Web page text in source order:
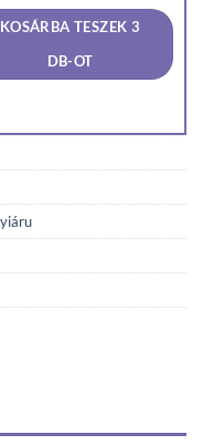
was:
800 Ft.
is:
760
KOSÁRBA TESZEK 3
DB-OT